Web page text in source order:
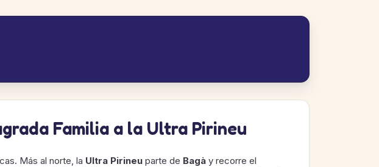
Familia a la Ultra Pirineu
Más al norte, la Ultra Pirineu parte de Bagà y recorre el